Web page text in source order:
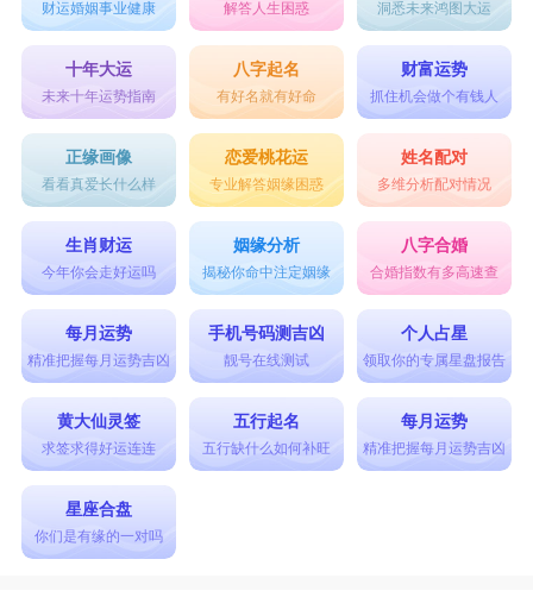
财运婚姻事业健康 解答人生困惑 洞悉未来鸿图大运
十年大运
未来十年运势指南
八字起名
有好名就有好命
财富运势
抓住机会做个有钱人
正缘画像
看看真爱长什么样
恋爱桃花运
专业解答姻缘困惑
姓名配对
多维分析配对情况
生肖财运
今年你会走好运吗
姻缘分析
揭秘你命中注定姻缘
八字合婚
合婚指数有多高速查
每月运势
精准把握每月运势吉凶
手机号码测吉凶
靓号在线测试
个人占星
领取你的专属星盘报告
黄大仙灵签
求签求得好运连连
五行起名
五行缺什么如何补旺
每月运势
精准把握每月运势吉凶
星座合盘
你们是有缘的一对吗